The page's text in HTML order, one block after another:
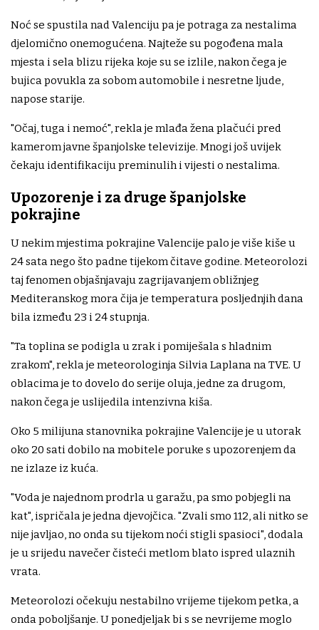
Noć se spustila nad Valenciju pa je potraga za nestalima
djelomično onemogućena. Najteže su pogođena mala
mjesta i sela blizu rijeka koje su se izlile, nakon čega je
bujica povukla za sobom automobile i nesretne ljude,
napose starije.
"Očaj, tuga i nemoć", rekla je mlađa žena plačući pred
kamerom javne španjolske televizije. Mnogi još uvijek
čekaju identifikaciju preminulih i vijesti o nestalima.
Upozorenje i za druge španjolske
pokrajine
U nekim mjestima pokrajine Valencije palo je više kiše u
24 sata nego što padne tijekom čitave godine. Meteorolozi
taj fenomen objašnjavaju zagrijavanjem obližnjeg
Mediteranskog mora čija je temperatura posljednjih dana
bila između 23 i 24 stupnja.
"Ta toplina se podigla u zrak i pomiješala s hladnim
zrakom", rekla je meteorologinja Silvia Laplana na TVE. U
oblacima je to dovelo do serije oluja, jedne za drugom,
nakon čega je uslijedila intenzivna kiša.
Oko 5 milijuna stanovnika pokrajine Valencije je u utorak
oko 20 sati dobilo na mobitele poruke s upozorenjem da
ne izlaze iz kuća.
"Voda je najednom prodrla u garažu, pa smo pobjegli na
kat", ispričala je jedna djevojčica. "Zvali smo 112, ali nitko se
nije javljao, no onda su tijekom noći stigli spasioci", dodala
je u srijedu navečer čisteći metlom blato ispred ulaznih
vrata.
Meteorolozi očekuju nestabilno vrijeme tijekom petka, a
onda poboljšanje. U ponedjeljak bi s se nevrijeme moglo